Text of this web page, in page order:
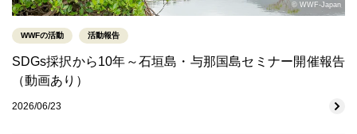
© WWF-Japan
WWFの活動 活動報告
SDGs採択から10年～石垣島・与那国島セミナー開催報告
（動画あり）
2026/06/23